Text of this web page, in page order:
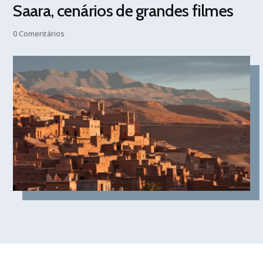
Saara, cenários de grandes filmes
0 Comentários